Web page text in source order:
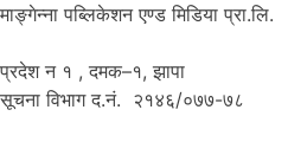
माङ्गेन्ना पब्लिकेशन एण्ड मिडिया प्रा.लि.
प्रदेश न १ , दमक–१, झापा
सूचना विभाग द.नं. २१४६/०७७-७८